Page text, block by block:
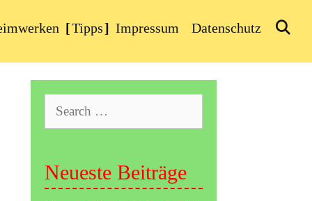
Tipps Impressum Datenschutz
for:
Neueste Beiträge